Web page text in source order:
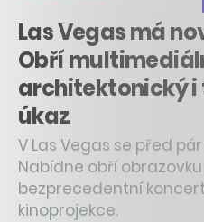
Las Vegas má
Obří
architektonický
úkaz
V Las Vegas se před
Nabídne obří
bezprecedentní
kinoprojekce.